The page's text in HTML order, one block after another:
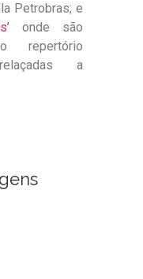
Petrobras; e
onde são
repertório
a